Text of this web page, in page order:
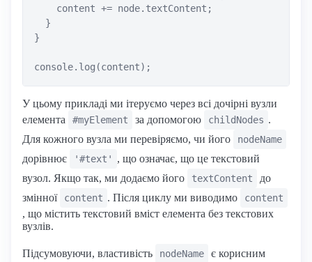
    content += node.textContent;
  }
}
У цьому прикладі ми ітеруємо через всі дочірні вузли
елемента
#myElement за допомогою childNodes .
Для кожного вузла ми перевіряємо, чи його
nodeName
дорівнює '#text'
, що означає, що це текстовий
вузол. Якщо так, ми додаємо його
textContent
до
змінної
content . Після циклу ми виводимо content
, що містить текстовий вміст елемента без текстових
вузлів.
Підсумовуючи, властивість nodeName
є корисним